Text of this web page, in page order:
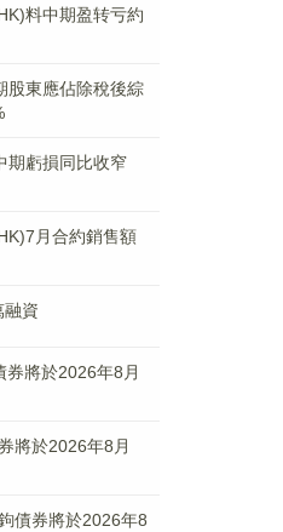
料中期盈转亏約
股東應佔除稅後綜
期虧損同比收窄
月合約銷售額
融資
券將於2026年8月
將於2026年8月
債券將於2026年8